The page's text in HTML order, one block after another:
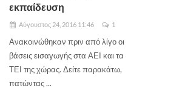
εκπαίδευση
Αύγουστος 24, 2016 11:46 1
Ανακοινώθηκαν πριν από λίγο οι
βάσεις εισαγωγής στα ΑΕΙ και τα
ΤΕΙ της χώρας. Δείτε παρακάτω,
πατώντας ...